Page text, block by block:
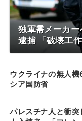
独軍需メーカ
逮捕 「破壊工
ウクライナの無人
シア国防省
パレスチナ人と衝突